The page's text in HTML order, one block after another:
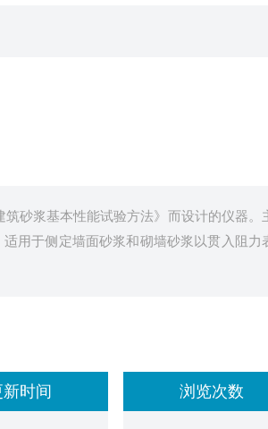
砂浆基本性能试验方法》而设计的仪器。
用于侧定墙面砂浆和砌墙砂浆以贯入阻力
新时间 浏览次数